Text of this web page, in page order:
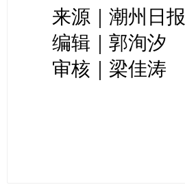
来源｜潮州日报
编辑｜郭洵汐
审核｜梁佳涛